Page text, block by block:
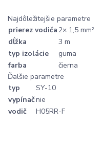
Najdôležitejšie parametre
prierez vodiča 2× 1,5 mm²
dĺžka
3 m
typ izolácie
guma
farba
čierna
Ďalšie parametre
typ
SY-10
vypínačnie
vodič
H05RR-F